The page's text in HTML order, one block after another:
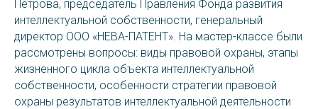
Петрова, председатель Правления Фонда развития
интеллектуальной собственности, генеральный
директор ООО «НЕВА-ПАТЕНТ». На мастер-классе были
рассмотрены вопросы: виды правовой охраны, этапы
жизненного цикла объекта интеллектуальной
собственности, особенности стратегии правовой
охраны результатов интеллектуальной деятельности